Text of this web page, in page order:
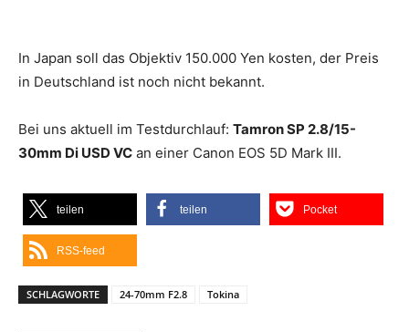
In Japan soll das Objektiv 150.000 Yen kosten, der Preis
in Deutschland ist noch nicht bekannt.
Bei uns aktuell im Testdurchlauf: Tamron SP 2.8/15-
30mm Di USD VC an einer Canon EOS 5D Mark III.
teilen teilen Pocket
RSS-feed
SCHLAGWORTE 24-70mm F2.8 Tokina